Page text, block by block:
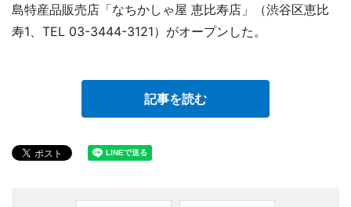
島特産品販売店「なちかしゃ屋 恵比寿店」（渋谷区恵比
寿1、TEL 03-3444-3121）がオープンした。
記事を読む